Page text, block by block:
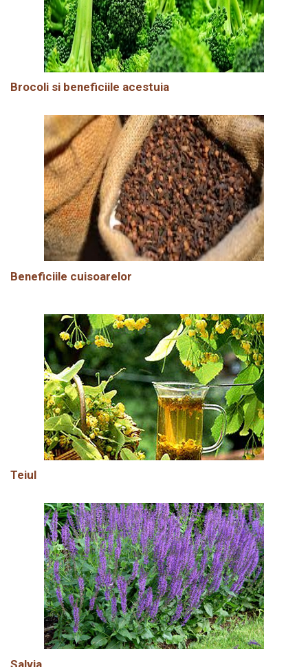
Brocoli si beneficiile acestuia
Beneficiile cuisoarelor
Teiul